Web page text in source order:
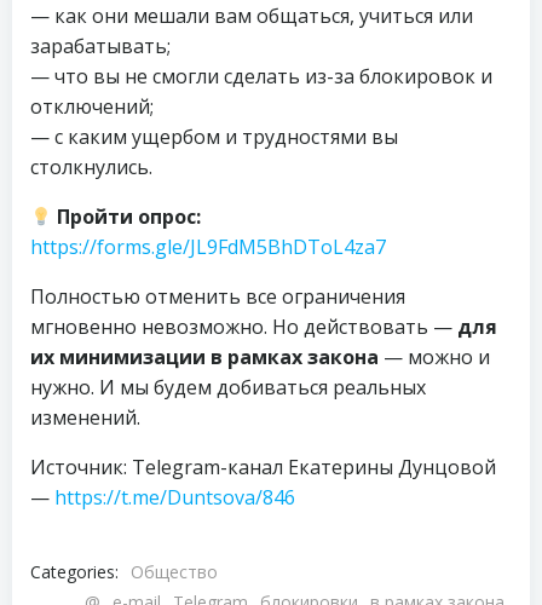
— как они мешали вам общаться, учиться или
зарабатывать;
— что вы не смогли сделать из-за блокировок и
отключений;
— с каким ущербом и трудностями вы
столкнулись.
Пройти опрос:
https://forms.gle/JL9FdM5BhDToL4za7
Полностью отменить все ограничения
мгновенно невозможно. Но действовать — для
их минимизации в рамках закона — можно и
нужно. И мы будем добиваться реальных
изменений.
Источник: Telegram-канал Екатерины Дунцовой
— https://t.me/Duntsova/846
Categories: Общество